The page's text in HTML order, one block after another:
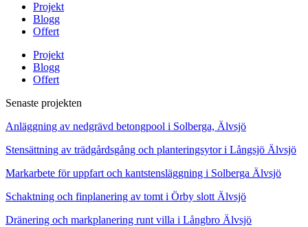
Projekt
Blogg
Offert
Projekt
Blogg
Offert
Senaste projekten
Anläggning av nedgrävd betongpool i Solberga, Älvsjö
Stensättning av trädgårdsgång och planteringsytor i Långsjö Älvsjö
Markarbete för uppfart och kantstensläggning i Solberga Älvsjö
Schaktning och finplanering av tomt i Örby slott Älvsjö
Dränering och markplanering runt villa i Långbro Älvsjö